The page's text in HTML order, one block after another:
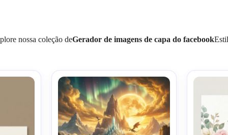
nossa coleção deGerador de imagens de capa do facebook